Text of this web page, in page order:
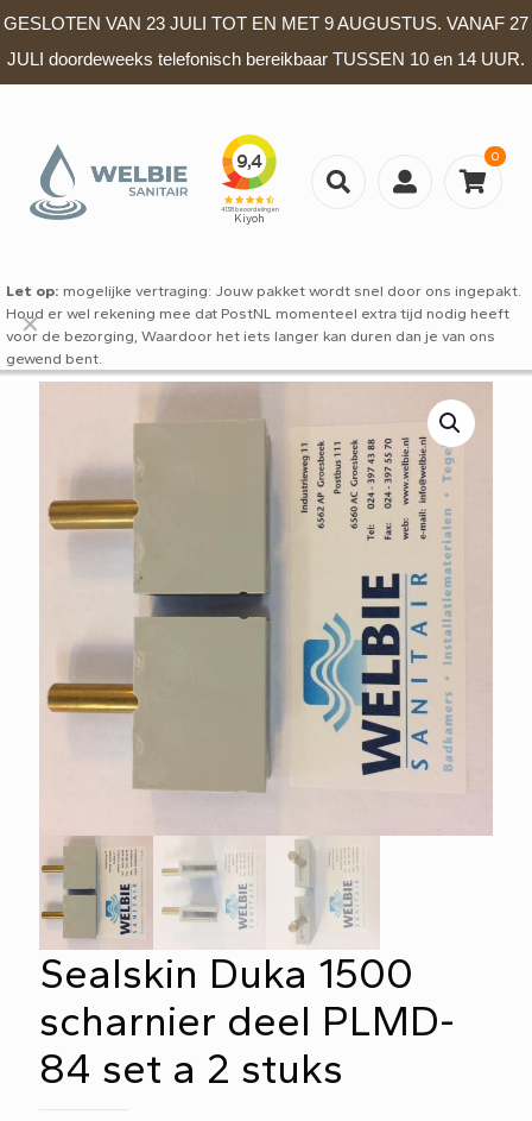
GESLOTEN VAN 23 JULI TOT EN MET 9 AUGUSTUS. VANAF 27
JULI doordeweeks telefonisch bereikbaar TUSSEN 10 en 14 UUR.
0
Let op: mogelijke vertraging: Jouw pakket wordt snel door ons ingepakt.
Houd er wel rekening mee dat PostNL momenteel extra tijd nodig heeft
voor de bezorging, Waardoor het iets langer kan duren dan je van ons
gewend bent.
✕
Sealskin Duka 1500
scharnier deel PLMD-
84 set a 2 stuks